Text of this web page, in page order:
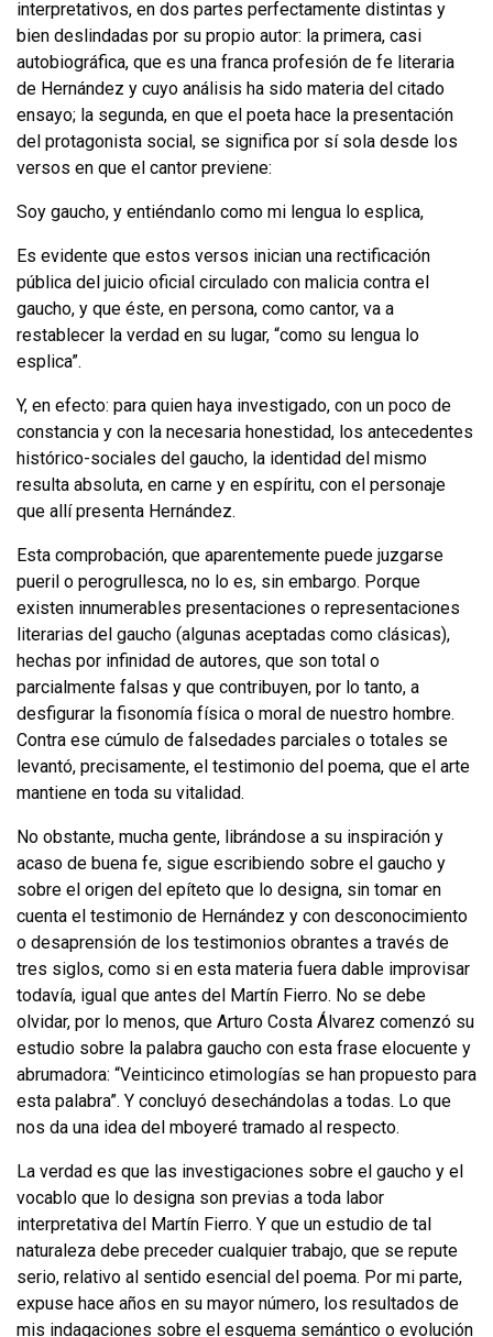
interpretativos, en dos partes perfectamente distintas y
bien deslindadas por su propio autor: la prime­ra, casi
autobiográfica, que es una franca profesión de fe literaria
de Hernández y cuyo análisis ha sido materia del citado
ensayo; la segunda, en que el poeta hace la presentación
del protagonista social, se significa por sí sola desde los
versos en que el cantor previene:
Soy gaucho, y entiéndanlo como mi lengua lo esplica,
Es evidente que estos versos inician una rectificación
pública del juicio ofi­cial circulado con malicia contra el
gaucho, y que éste, en persona, como cantor, va a
restablecer la verdad en su lugar, “como su lengua lo
esplica”.
Y, en efecto: para quien haya investigado, con un poco de
constancia y con la necesaria honestidad, los antecedentes
histórico-sociales del gaucho, la identi­dad del mismo
resulta absoluta, en carne y en espíritu, con el personaje
que allí presenta Hernández.
Esta comprobación, que aparentemente puede juzgarse
pueril o perogrullesca, no lo es, sin embargo. Porque
existen innumerables presentaciones o represen­taciones
literarias del gaucho (algunas aceptadas como clásicas),
hechas por in­finidad de autores, que son total o
parcialmente falsas y que contribuyen, por lo tanto, a
desfigurar la fisonomía física o moral de nuestro hombre.
Contra ese cúmulo de falsedades parciales o totales se
levantó, precisamente, el testimonio del poema, que el arte
mantiene en toda su vitalidad.
No obstante, mucha gente, librándose a su inspiración y
acaso de buena fe, sigue escribiendo sobre el gaucho y
sobre el origen del epíteto que lo designa, sin tomar en
cuenta el testimonio de Hernández y con desconocimiento
o desaprensión de los testimonios obrantes a través de
tres siglos, como si en esta materia fuera dable improvisar
todavía, igual que antes del Martín Fierro. No se debe
olvidar, por lo menos, que Arturo Costa Álvarez comenzó su
estudio so­bre la palabra gaucho con esta frase elocuente y
abrumadora: “Veinticinco eti­mologías se han propuesto para
esta palabra”. Y concluyó desechándolas a to­das. Lo que
nos da una idea del mboyeré tramado al respecto.
La verdad es que las investigaciones sobre el gaucho y el
vocablo que lo desig­na son previas a toda labor
interpretativa del Martín Fierro. Y que un estudio de tal
naturaleza debe preceder cualquier trabajo, que se repute
serio, relativo al sentido esencial del poema. Por mi parte,
expuse hace años en su mayor núme­ro, los resultados de
mis indagaciones sobre el esquema semántico o evolución